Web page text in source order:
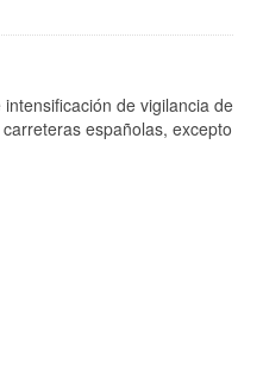
de vigilancia de
españolas, excepto